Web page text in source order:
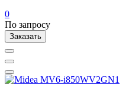
0
По запросу
Заказать